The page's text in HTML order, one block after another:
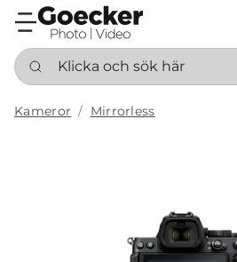
Klicka och sök här
Kameror Mirrorless